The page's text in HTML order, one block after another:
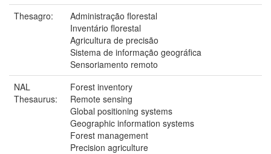
Thesagro:
Administração florestal
Inventário florestal
Agricultura de precisão
Sistema de informação geográfica
Sensoriamento remoto
NAL
Thesaurus:
Forest inventory
Remote sensing
Global positioning systems
Geographic information systems
Forest management
Precision agriculture